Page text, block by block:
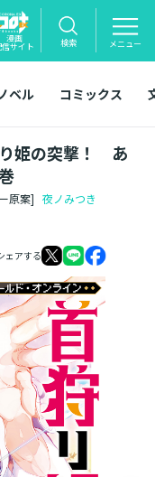
漫画
信サイト 検索 メニュー
ベル コミックス
姫の突撃！ あ
原案] 夜ノみつき
ェアする